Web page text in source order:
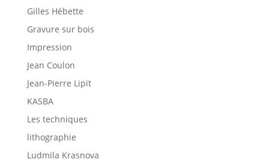
Gilles Hébette
Gravure sur bois
Impression
Jean Coulon
Jean-Pierre Lipit
KASBA
Les techniques
lithographie
Ludmila Krasnova